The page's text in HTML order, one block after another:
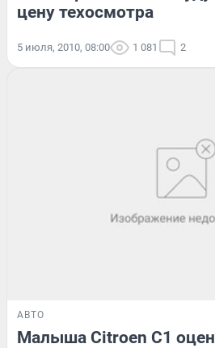
цену техосмотра
5 июля, 2010, 08:00 1 081 2
АВТО
Малыша Citroen C1